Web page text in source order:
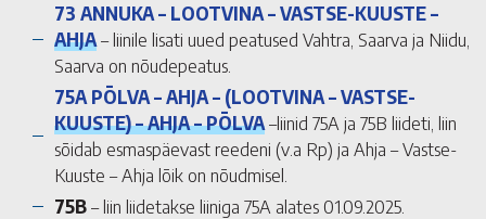
73 ANNUKA – LOOTVINA – VASTSE-KUUSTE –
AHJA– liinile lisati uued peatused Vahtra, Saarva ja Niidu,
Saarva on nõudepeatus.
75A PÕLVA – AHJA – (LOOTVINA – VASTSE-
KUUSTE) – AHJA – PÕLVA–liinid 75A ja 75B liideti, liin
sõidab esmaspäevast reedeni (v.a Rp) ja Ahja – Vastse-
Kuuste – Ahja lõik on nõudmisel.
75B– liin liidetakse liiniga 75A alates 01.09.2025.